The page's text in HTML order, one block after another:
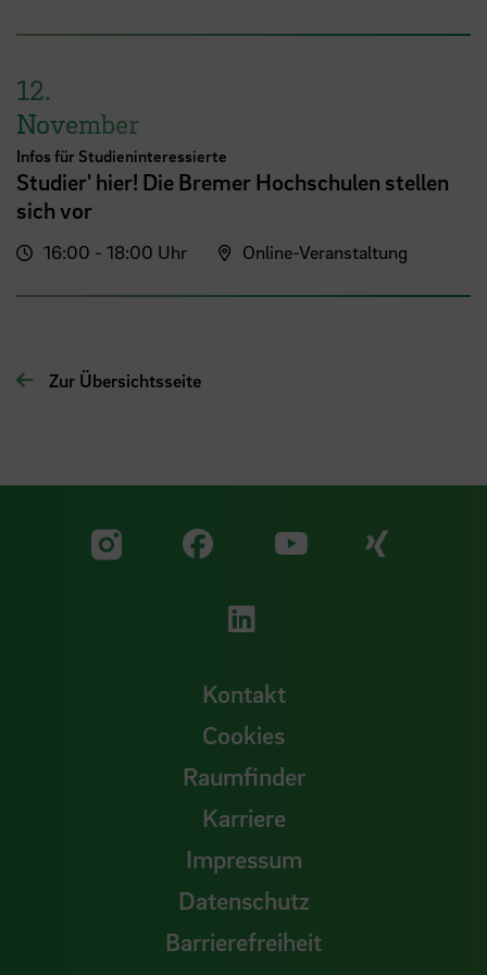
12.
November
Infos für Studieninteressierte
Studier' hier! Die Bremer Hochschulen stellen
sich vor
16:00 - 18:00 Uhr Online-Veranstaltung
Zur Übersichtsseite
Zu unserer Facebook
Zu
Zu unserer
Kontakt
Cookies
Raumfinder
Karriere
Impressum
Datenschutz
Barrierefreiheit